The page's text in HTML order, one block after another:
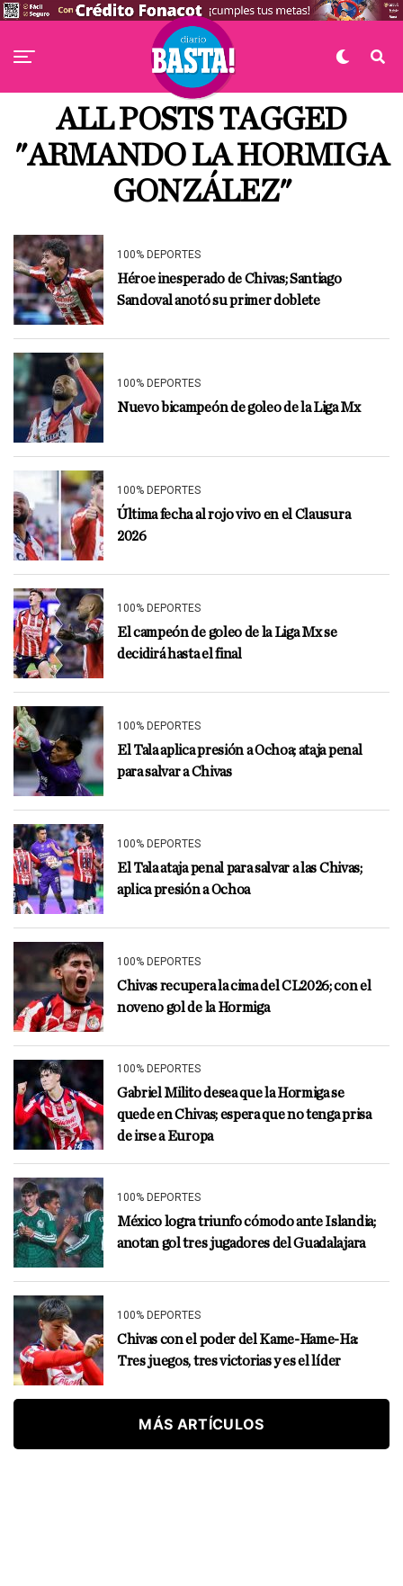
ALL POSTS TAGGED
"ARMANDO LA HORMIGA
GONZÁLEZ"
100% DEPORTES
Héroe inesperado de Chivas; Santiago
Sandoval anotó su primer doblete
100% DEPORTES
Nuevo bicampeón de goleo de la Liga Mx
100% DEPORTES
Última fecha al rojo vivo en el Clausura
2026
100% DEPORTES
El campeón de goleo de la Liga Mx se
decidirá hasta el final
100% DEPORTES
El Tala aplica presión a Ochoa; ataja penal
para salvar a Chivas
100% DEPORTES
El Tala ataja penal para salvar a las Chivas;
aplica presión a Ochoa
100% DEPORTES
Chivas recupera la cima del CL2026; con el
noveno gol de la Hormiga
100% DEPORTES
Gabriel Milito desea que la Hormiga se
quede en Chivas; espera que no tenga prisa
de irse a Europa
100% DEPORTES
México logra triunfo cómodo ante Islandia;
anotan gol tres jugadores del Guadalajara
100% DEPORTES
Chivas con el poder del Kame-Hame-Ha:
Tres juegos, tres victorias y es el líder
MÁS ARTÍCULOS